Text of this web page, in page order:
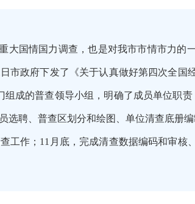
大国情国力调查，也是对我市市情市力的
市政府下发了《关于认真做好第四次全国
成的普查领导小组，明确了成员单位职
选聘、普查区划分和绘图、单位清查底册
工作；11月底，完成清查数据编码和审核